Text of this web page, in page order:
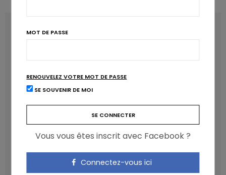
Les anthocyanines bénéfiques pour la santé
cardiométabolique
MOT DE PASSE
RENOUVELEZ VOTRE MOT DE PASSE
SE SOUVENIR DE MOI
Vous vous êtes inscrit avec Facebook ?
Connectez-vous ici